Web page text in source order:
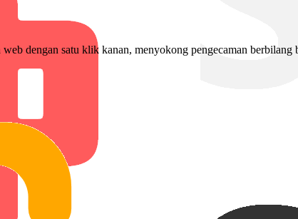
dengan satu klik kanan, menyokong pengecaman